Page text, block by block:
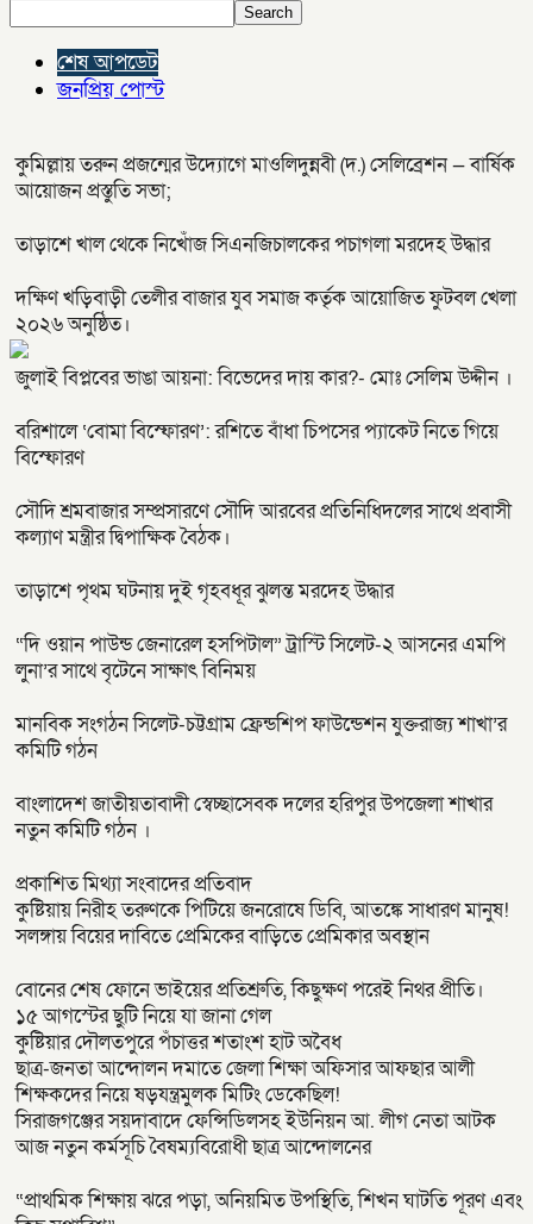
Search
শেষ আপডেট
জনপ্রিয় পোস্ট
কুমিল্লায় তরুন প্রজন্মের উদ্যোগে মাওলিদুন্নবী (দ.) সেলিব্রেশন — বার্ষিক
আয়োজন প্রস্তুতি সভা;
তাড়াশে খাল থেকে নিখোঁজ সিএনজিচালকের পচাগলা মরদেহ উদ্ধার
দক্ষিণ খড়িবাড়ী তেলীর বাজার যুব সমাজ কর্তৃক আয়োজিত ফুটবল খেলা
২০২৬ অনুষ্ঠিত।
জুলাই বিপ্লবের ভাঙা আয়না: বিভেদের দায় কার?- মোঃ সেলিম উদ্দীন ।
বরিশালে ‘বোমা বিস্ফোরণ’: রশিতে বাঁধা চিপসের প্যাকেট নিতে গিয়ে
বিস্ফোরণ
সৌদি শ্রমবাজার সম্প্রসারণে সৌদি আরবের প্রতিনিধিদলের সাথে প্রবাসী
কল্যাণ মন্ত্রীর দ্বিপাক্ষিক বৈঠক।
তাড়াশে পৃথম ঘটনায় দুই গৃহবধূর ঝুলন্ত মরদেহ উদ্ধার
“দি ওয়ান পাউন্ড জেনারেল হসপিটাল” ট্রাস্টি সিলেট-২ আসনের এমপি
লুনা’র সা‌থে বৃটেনে সাক্ষাৎ বিনিময়
মানবিক সংগঠন সিলেট-চট্টগ্রাম ফ্রেন্ডশিপ ফাউন্ডেশন যুক্তরাজ্য শাখা’র
কমিটি গঠন
বাংলাদেশ জাতীয়তাবাদী স্বেচ্ছাসেবক দলের হরিপুর উপজেলা শাখার
নতুন কমিটি গঠন ।
প্রকাশিত মিথ্যা সংবাদের প্রতিবাদ
কুষ্টিয়ায় নিরীহ তরুণকে পিটিয়ে জনরোষে ডিবি, আতঙ্কে সাধারণ মানুষ!
সলঙ্গায় বিয়ের দাবিতে প্রেমিকের বাড়িতে প্রেমিকার অবস্থান
বোনের শেষ ফোনে ভাইয়ের প্রতিশ্রুতি, কিছুক্ষণ পরেই নিথর প্রীতি।
১৫ আগস্টের ছুটি নিয়ে যা জানা গেল
কুষ্টিয়ার দৌলতপুরে পঁচাত্তর শতাংশ হাট অবৈধ
ছাত্র-জনতা আন্দোলন দমাতে জেলা শিক্ষা অফিসার আফছার আলী
শিক্ষকদের নিয়ে ষড়যন্ত্রমুলক মিটিং ডেকেছিল!
সিরাজগঞ্জের সয়দাবাদে ফেন্সিডিলসহ ইউনিয়ন আ. লীগ নেতা আটক
আজ নতুন কর্মসূচি বৈষম্যবিরোধী ছাত্র আন্দোলনের
“প্রাথমিক শিক্ষায় ঝরে পড়া, অনিয়মিত উপস্থিতি, শিখন ঘাটতি পূরণ এবং